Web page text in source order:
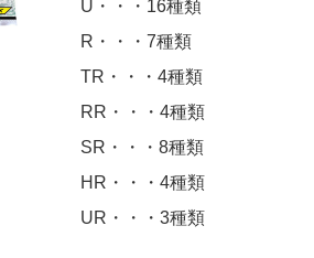
U・・・16種類
R・・・7種類
TR・・・4種類
RR・・・4種類
SR・・・8種類
HR・・・4種類
UR・・・3種類